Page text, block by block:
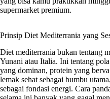
supermarket premium.
Prinsip Diet Mediterrania yang
Diet mediterrania bukan tentang
Yunani atau Italia. Ini tentang
yang dominan, protein yang
lemak sehat sebagai bumbu
sebagai fondasi energi. Cara